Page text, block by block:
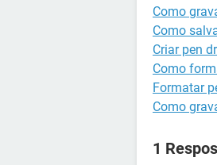
Como
Como
Criar pen
Como
Formatar
Como
1